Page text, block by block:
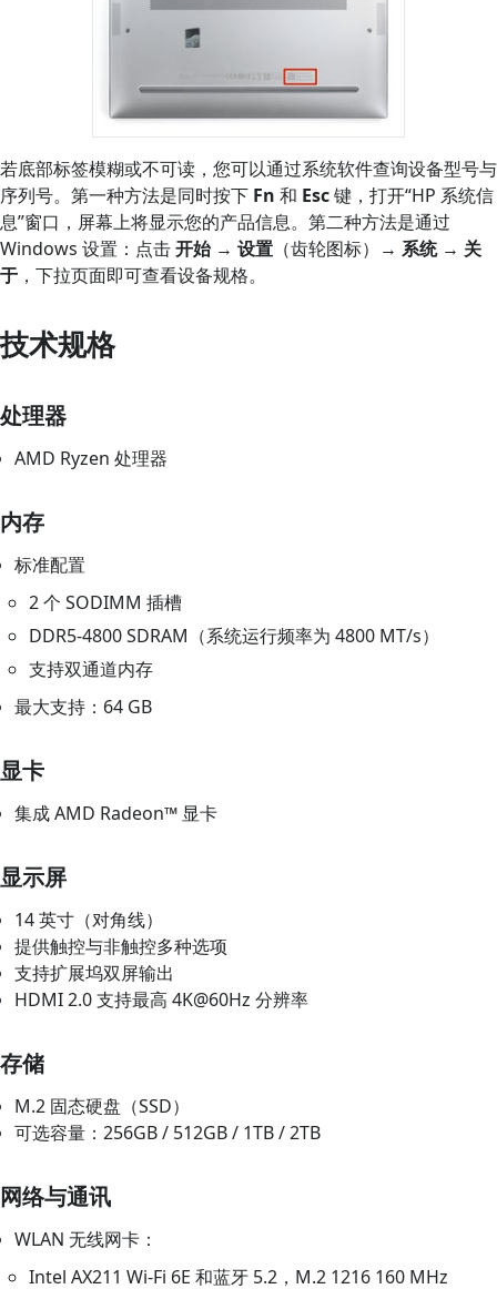
若底部标签模糊或不可读，您可以通过系统软件查询设备型号与
序列号。第一种方法是同时按下 Fn 和 Esc键，打开“HP 系统信
息”窗口，屏幕上将显示您的产品信息。第二种方法是通过
Windows 设置：点击开始→ 设置 （齿轮图标）→ 系统→ 关
于 ，下拉页面即可查看设备规格。
技术规格
处理器
AMD Ryzen 处理器
内存
标准配置
2 个 SODIMM 插槽
DDR5‑4800 SDRAM（系统运行频率为 4800 MT/s）
支持双通道内存
最大支持：64 GB
显卡
集成 AMD Radeon™ 显卡
显示屏
14 英寸（对角线）
提供触控与非触控多种选项
支持扩展坞双屏输出
HDMI 2.0 支持最高 4K@60Hz 分辨率
存储
M.2 固态硬盘（SSD）
可选容量：256GB / 512GB / 1TB / 2TB
网络与通讯
WLAN 无线网卡：
Intel AX211 Wi‑Fi 6E 和蓝牙 5.2，M.2 1216 160 MHz